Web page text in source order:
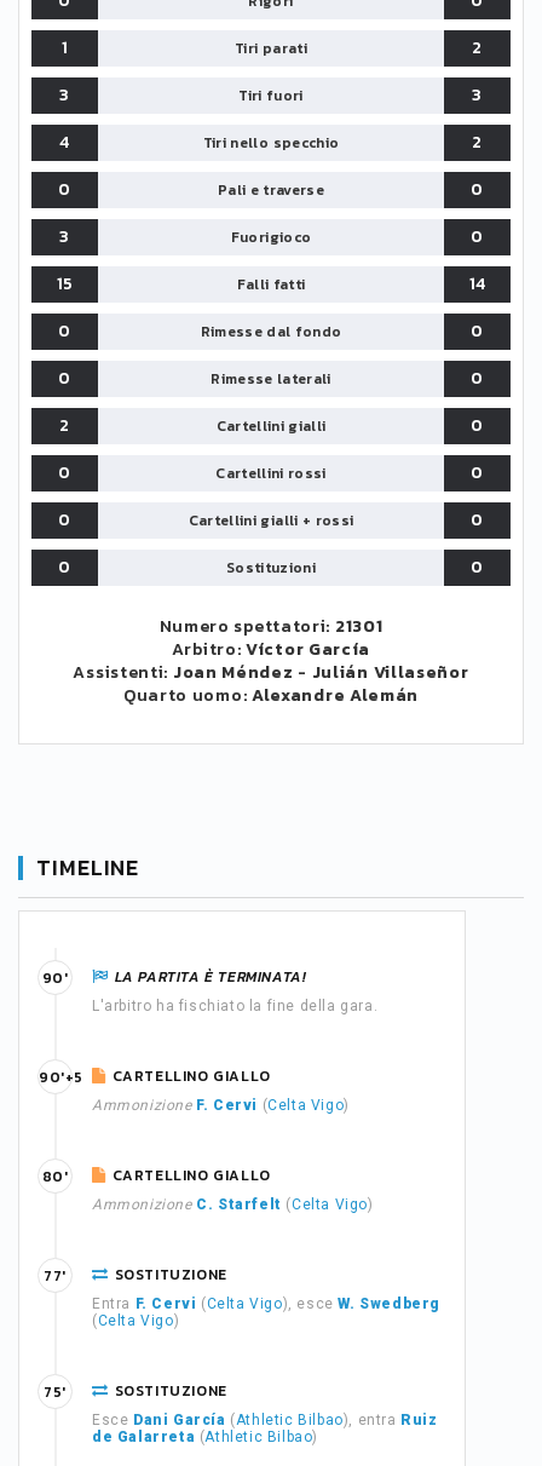
1
Tiri parati
2
3
Tiri fuori
3
4
Tiri nello specchio
2
0
Pali e traverse
0
3
Fuorigioco
0
15
Falli fatti
14
0
Rimesse dal fondo
0
0
Rimesse laterali
0
2
Cartellini gialli
0
0
Cartellini rossi
0
0
Cartellini gialli + rossi
0
0
Sostituzioni 0
Numero spettatori: 21301
Arbitro:Víctor García
Assistenti: Joan Méndez - Julián Villaseñor
Quarto uomo:Alexandre Alemán
TIMELINE
LA PARTITA È TERMINATA!
L'arbitro ha fischiato la fine della gara.
90'
CARTELLINO GIALLO
Ammonizione F. Cervi (Celta Vigo)
90'+5
CARTELLINO GIALLO
Ammonizione C. Starfelt (Celta Vigo)
80'
SOSTITUZIONE
Entra F. Cervi (Celta Vigo), esceW. Swedberg
(Celta Vigo)
77'
SOSTITUZIONE
Esce Dani García (Athletic Bilbao), entra Ruiz
de Galarreta (Athletic Bilbao)
75'